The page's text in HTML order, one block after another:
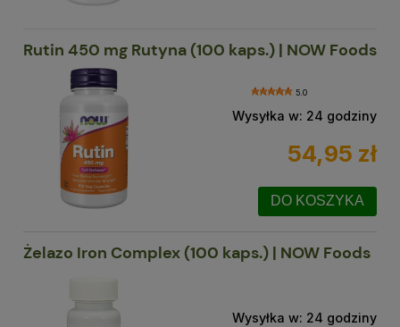
Rutin 450 mg Rutyna (100 kaps.) | NOW Foods
5.0
Wysyłka w: 24 godziny
54,95 zł
DO KOSZYKA
Żelazo Iron Complex (100 kaps.) | NOW Foods
Wysyłka w: 24 godziny